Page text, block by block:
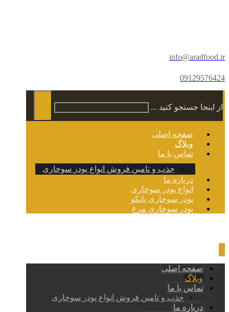
info@aradfood.ir
09129576424
از اینجا جستجو کنید ...
صفحه اصلی
وبلاگ
تماس با ما
جذب و تامین فروش انواع پودر سوخاری
درباره ما
انواع پودر سوخاری
پودر سوخاری پانکو
پودر سوخاری مرغ
صفحه اصلی
وبلاگ
تماس با ما
جذب و تامین فروش انواع پودر سوخاری
درباره ما